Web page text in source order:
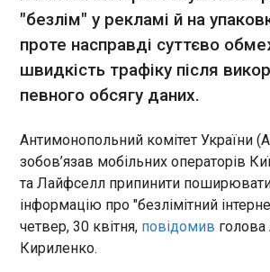
швидше", -
Німеччині, розглядає можливість
американських військ з Італії та
Конгрес завершив частковий
але не дав грошей
00:49:04
Американські
проголосували
"безлім" у рекламі й на
проте насправді суттєво
швидкість трафіку після
певного обсягу даних.
Антимонопольний комітет України
зобов’язав мобільних операторів
та Лайфселл припинити
інформацію про "безлімітний
четвер, 30 квітня, повідомив
Кириленко.